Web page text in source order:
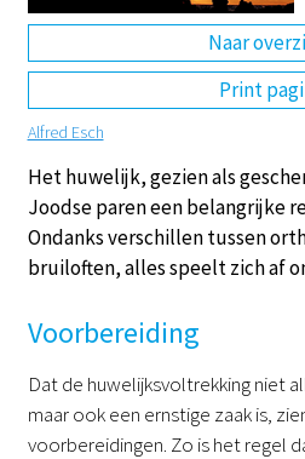
Naar
Print
Alfred Esch
Het huwelijk, gezien als
Joodse paren een belangrijke
Ondanks verschillen tussen
bruiloften, alles speelt zich af
Voorbereiding
Dat de huwelijksvoltrekking niet
maar ook een ernstige zaak is,
voorbereidingen. Zo is het regel
DE